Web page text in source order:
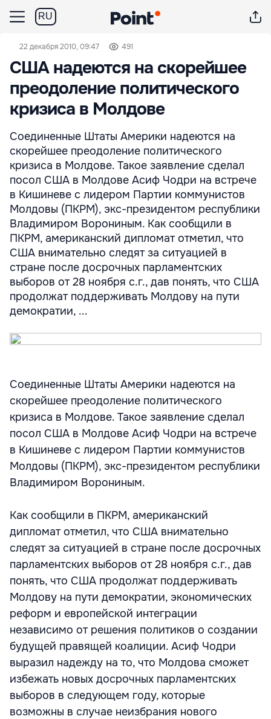
RU
22 декабря 2010, 09:47 491
США надеются на скорейшее
преодоление политического
кризиса в Молдове
Соединенные Штаты Америки надеются на
скорейшее преодоление политического
кризиса в Молдове. Такое заявление сделал
посол США в Молдове Асиф Чодри на встрече
в Кишиневе с лидером Партии коммунистов
Молдовы (ПКРМ), экс-президентом республики
Владимиром Ворониным. Как сообщили в
ПКРМ, американский дипломат отметил, что
США внимательно следят за ситуацией в
стране после досрочных парламентских
выборов от 28 ноября с.г., дав понять, что США
продолжат поддерживать Молдову на пути
демократии, ...
Соединенные Штаты Америки надеются на
скорейшее преодоление политического
кризиса в Молдове. Такое заявление сделал
посол США в Молдове Асиф Чодри на встрече
в Кишиневе с лидером Партии коммунистов
Молдовы (ПКРМ), экс-президентом республики
Владимиром Ворониным.
Как сообщили в ПКРМ, американский
дипломат отметил, что США внимательно
следят за ситуацией в стране после досрочных
парламентских выборов от 28 ноября с.г., дав
понять, что США продолжат поддерживать
Молдову на пути демократии, экономических
реформ и европейской интеграции
независимо от решения политиков о создании
будущей правящей коалиции. Асиф Чодри
выразил надежду на то, что Молдова сможет
избежать новых досрочных парламентских
выборов в следующем году, которые
возможны в случае неизбрания нового